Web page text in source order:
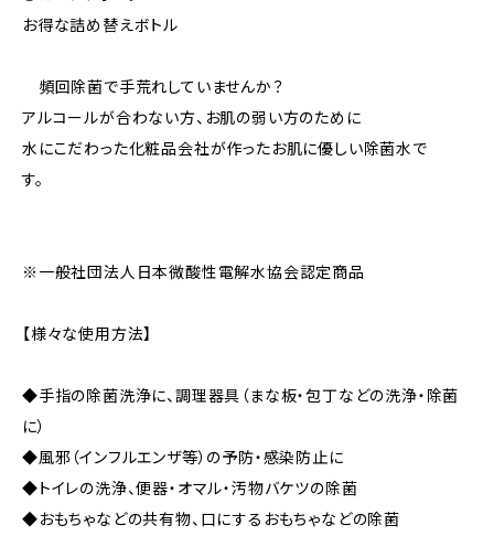
お得な詰め替えボトル
頻回除菌で手荒れしていませんか？
アルコールが合わない方、お肌の弱い方のために
水にこだわった化粧品会社が作ったお肌に優しい除菌水で
す。
※一般社団法人日本微酸性電解水協会認定商品
【様々な使用方法】
◆手指の除菌洗浄に、調理器具（まな板・包丁などの洗浄・除菌
に）
◆風邪（インフルエンザ等）の予防・感染防止に
◆トイレの洗浄、便器・オマル・汚物バケツの除菌
◆おもちゃなどの共有物、口にするおもちゃなどの除菌